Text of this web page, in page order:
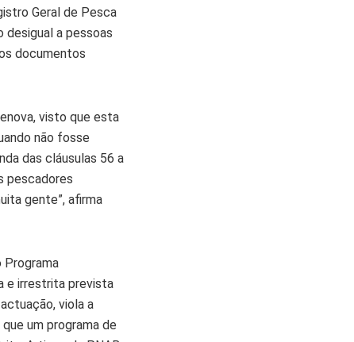
Geral de Pesca
desigual a pessoas
documentos
visto que esta
não fosse
das cláusulas 56 a
pescadores
gente”, afirma
Programa
e irrestrita prevista
viola a
um programa de